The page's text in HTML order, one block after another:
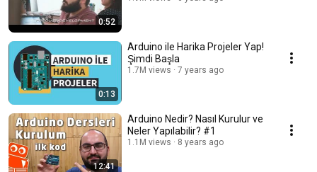
0:52
0:13
Arduino ile Harika Projeler Yap!
Şimdi Başla
1.7M views 7 years ago
12:41
Arduino Nedir? Nasıl Kurulur ve
Neler Yapılabilir? #1
1.1M views 8 years ago